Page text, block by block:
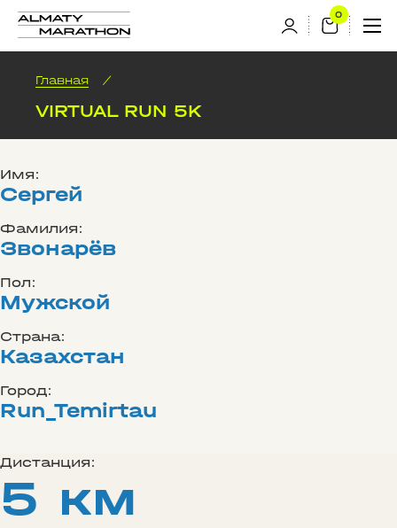
Главная /
VIRTUAL RUN 5K
Имя:
Сергей
Фамилия:
Звонарёв
Пол:
Мужской
Страна:
Казахстан
Город:
Run_Temirtau
Дистанция:
5 км